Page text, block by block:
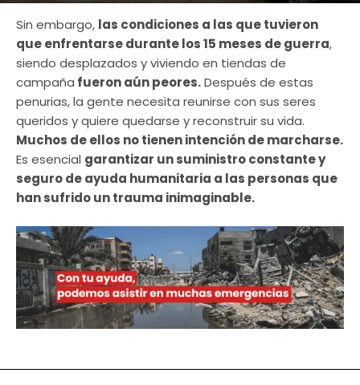
Sin embargo, las condiciones a las que tuvieron
que enfrentarse durante los 15 meses de guerra,
siendo desplazados y viviendo en tiendas de
campaña fueron aún peores.Después de estas
penurias, la gente necesita reunirse con sus seres
queridos y quiere quedarse y reconstruir su vida.
Muchos de ellos no tienen intención de marcharse.
Es esencial garantizar un suministro constante y
seguro de ayuda humanitaria a las personas que
han sufrido un trauma inimaginable.